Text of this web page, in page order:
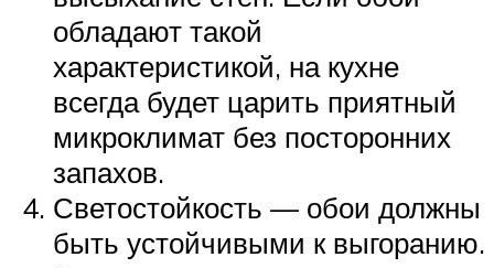
обладают такой
характеристикой, на кухне
всегда будет царить приятный
микроклимат без посторонних
запахов.
Светостойкость — обои должны
быть устойчивыми к выгоранию.